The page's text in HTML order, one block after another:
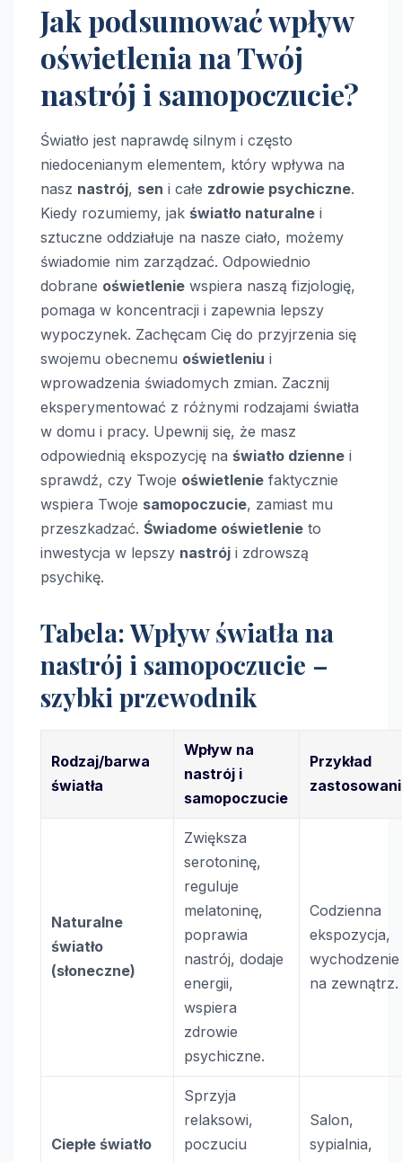
Jak podsumować wpływ
oświetlenia na Twój
nastrój i samopoczucie?
Światło jest naprawdę silnym i często
niedocenianym elementem, który wpływa na
nasz nastrój, sen i całe zdrowie psychiczne.
Kiedy rozumiemy, jak światło naturalne i
sztuczne oddziałuje na nasze ciało, możemy
świadomie nim zarządzać. Odpowiednio
dobrane oświetlenie wspiera naszą fizjologię,
pomaga w koncentracji i zapewnia lepszy
wypoczynek. Zachęcam Cię do przyjrzenia się
swojemu obecnemu oświetleniu i
wprowadzenia świadomych zmian. Zacznij
eksperymentować z różnymi rodzajami światła
w domu i pracy. Upewnij się, że masz
odpowiednią ekspozycję na światło dzienne i
sprawdź, czy Twoje oświetlenie faktycznie
wspiera Twoje samopoczucie, zamiast mu
przeszkadzać. Świadome oświetlenie to
inwestycja w lepszy nastrój i zdrowszą
psychikę.
Tabela: Wpływ światła na
nastrój i samopoczucie –
szybki przewodnik
Rodzaj/barwa
światła
Wpływ na
nastrój i
samopoczucie
Przykład
Naturalne
światło
(słoneczne)
Zwiększa
serotoninę,
reguluje
melatoninę,
poprawia
nastrój, dodaje
energii,
wspiera
zdrowie
psychiczne.
Codzienna
ekspozycja,
wychodzenie
na zewnątrz.
Ciepłe światło
Sprzyja
relaksowi,
poczuciu
Salon,
sypialnia,